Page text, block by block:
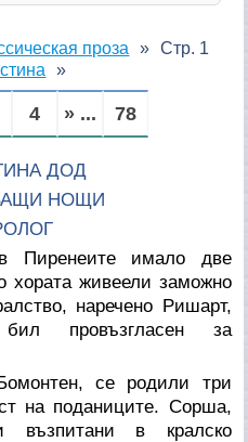
проза
Стр. 1
4 » ... 78
ДОД
НОЩИ
Пиренеите имало две
хората живеели заможно
наречено Ришарт,
провъзгласен за
се родили три
на поданиците. Сорша,
в кралско